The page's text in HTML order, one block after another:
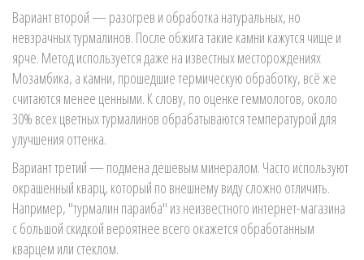
Вариант второй — разогрев и обработка натуральных, но
невзрачных турмалинов. После обжига такие камни кажутся чище и
ярче. Метод используется даже на известных месторождениях
Мозамбика, а камни, прошедшие термическую обработку, всё же
считаются менее ценными. К слову, по оценке геммологов, около
30% всех цветных турмалинов обрабатываются температурой для
улучшения оттенка.
Вариант третий — подмена дешевым минералом. Часто используют
окрашенный кварц, который по внешнему виду сложно отличить.
Например, "турмалин параиба" из неизвестного интернет-магазина
с большой скидкой вероятнее всего окажется обработанным
кварцем или стеклом.